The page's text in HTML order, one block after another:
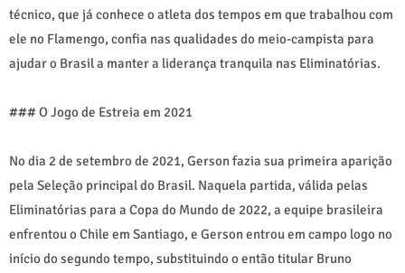
técnico, que já conhece o atleta dos tempos em que trabalhou com
ele no Flamengo, confia nas qualidades do meio-campista para
ajudar o Brasil a manter a liderança tranquila nas Eliminatórias.
### O Jogo de Estreia em 2021
No dia 2 de setembro de 2021, Gerson fazia sua primeira aparição
pela Seleção principal do Brasil. Naquela partida, válida pelas
Eliminatórias para a Copa do Mundo de 2022, a equipe brasileira
enfrentou o Chile em Santiago, e Gerson entrou em campo logo no
início do segundo tempo, substituindo o então titular Bruno